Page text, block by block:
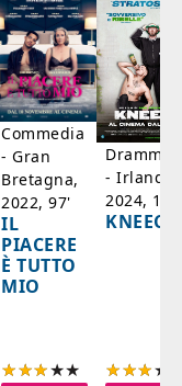
Commedia
- Gran
Bretagna,
2022, 97'
IL
PIACERE
È TUTTO
MIO
- Irlanda,
2024,